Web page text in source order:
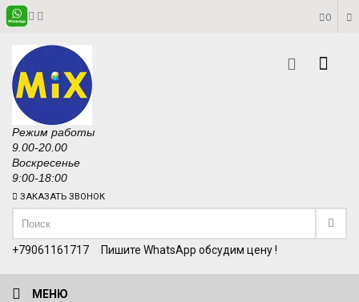
0
Режим работы
9.00-20.00
Воскресенье
9:00-18:00
ЗАКАЗАТЬ ЗВОНОК
+79061161717 Пишите WhatsApp обсудим цену !
МЕНЮ